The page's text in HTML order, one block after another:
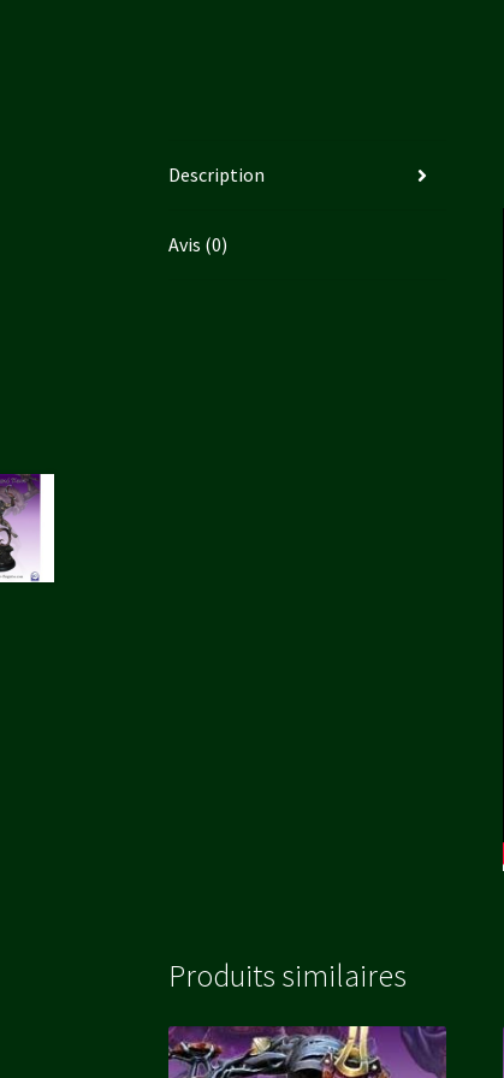
Description
Avis (0)
Produits similaires